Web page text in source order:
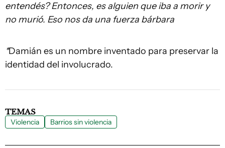
entendés? Entonces, es alguien que iba a morir y
no murió. Eso nos da una fuerza bárbara
*Damián es un nombre inventado para preservar la
identidad del involucrado.
TEMAS
Violencia Barrios sin violencia